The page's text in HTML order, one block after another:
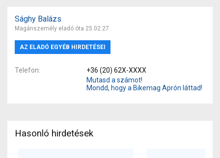
Sághy Balázs
Magánszemély eladó óta 25.02.27
AZ ELADÓ EGYÉB HIRDETÉSEI
Telefon
+36 (20) 62X-XXXX
Mutasd a számot!
Mondd, hogy a Bikemag Aprón láttad!
Hasonló hirdetések